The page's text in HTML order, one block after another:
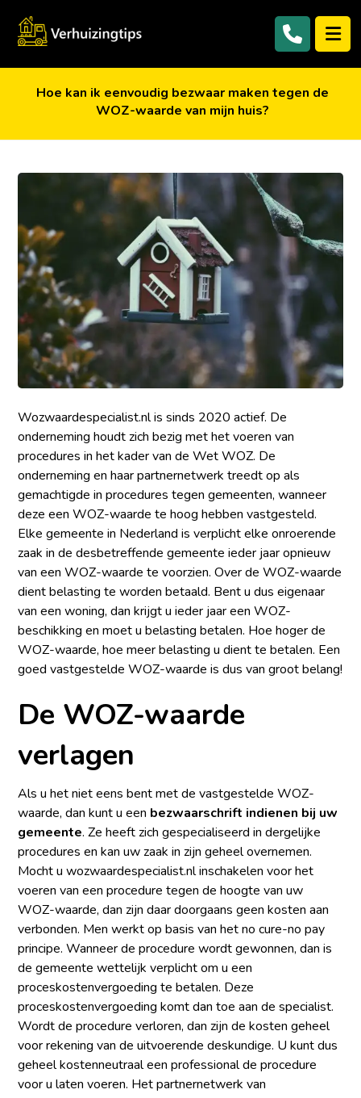
Hoe kan ik eenvoudig bezwaar maken tegen de
WOZ-waarde van mijn huis?
Wozwaardespecialist.nl is sinds 2020 actief. De
onderneming houdt zich bezig met het voeren van
procedures in het kader van de Wet WOZ. De
onderneming en haar partnernetwerk treedt op als
gemachtigde in procedures tegen gemeenten, wanneer
deze een WOZ-waarde te hoog hebben vastgesteld.
Elke gemeente in Nederland is verplicht elke onroerende
zaak in de desbetreffende gemeente ieder jaar opnieuw
van een WOZ-waarde te voorzien. Over de WOZ-waarde
dient belasting te worden betaald. Bent u dus eigenaar
van een woning, dan krijgt u ieder jaar een WOZ-
beschikking en moet u belasting betalen. Hoe hoger de
WOZ-waarde, hoe meer belasting u dient te betalen. Een
goed vastgestelde WOZ-waarde is dus van groot belang!
De WOZ-waarde
verlagen
Als u het niet eens bent met de vastgestelde WOZ-
waarde, dan kunt u een bezwaarschrift indienen bij uw
gemeente. Ze heeft zich gespecialiseerd in dergelijke
procedures en kan uw zaak in zijn geheel overnemen.
Mocht u wozwaardespecialist.nl inschakelen voor het
voeren van een procedure tegen de hoogte van uw
WOZ-waarde, dan zijn daar doorgaans geen kosten aan
verbonden. Men werkt op basis van het no cure-no pay
principe. Wanneer de procedure wordt gewonnen, dan is
de gemeente wettelijk verplicht om u een
proceskostenvergoeding te betalen. Deze
proceskostenvergoeding komt dan toe aan de specialist.
Wordt de procedure verloren, dan zijn de kosten geheel
voor rekening van de uitvoerende deskundige. U kunt dus
geheel kostenneutraal een professional de procedure
voor u laten voeren. Het partnernetwerk van